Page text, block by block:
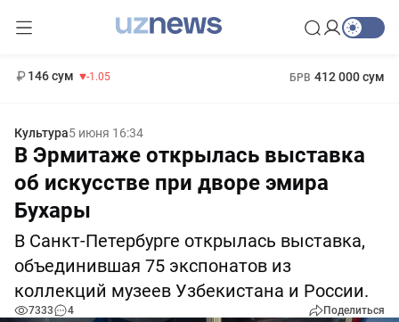
11 887 сум -55.49 МРОТ 1 271 000 сум
Культура5 июня 16:34
В Эрмитаже открылась выставка
об искусстве при дворе эмира
Бухары
В Санкт-Петербурге открылась выставка,
объединившая 75 экспонатов из
коллекций музеев Узбекистана и России.
7333 4 Поделиться